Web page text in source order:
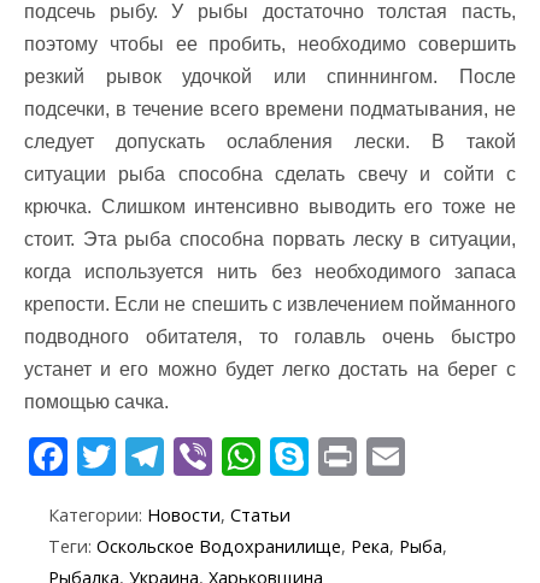
подсечь рыбу. У рыбы достаточно толстая пасть,
поэтому чтобы ее пробить, необходимо совершить
резкий рывок удочкой или спиннингом. После
подсечки, в течение всего времени подматывания, не
следует допускать ослабления лески. В такой
ситуации рыба способна сделать свечу и сойти с
крючка. Слишком интенсивно выводить его тоже не
стоит. Эта рыба способна порвать леску в ситуации,
когда используется нить без необходимого запаса
крепости. Если не спешить с извлечением пойманного
подводного обитателя, то голавль очень быстро
устанет и его можно будет легко достать на берег с
помощью сачка.
F
e
b
T
itt
er
T
e
gr
Vi
er
W
at
s
S
y
p
Pr
t ai
Категории: Новости, Статьи
Теги: Оскольское Водохранилище, Река, Рыба,
Рыбалка, Украина, Харьковщина